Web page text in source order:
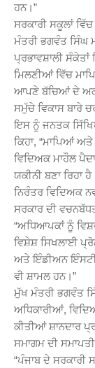
ਹਨ।”
ਸਰਕਾਰੀ ਸਕੂਲਾਂ
ਮੰਤਰੀ ਭਗਵੰਤ ਸਿੰਘ
ਪ੍ਰਭਾਵਸ਼ਾਲੀ
ਮਿਲਣੀਆਂ ਵਿੱਚ
ਆਪਣੇ ਬੱਚਿਆਂ ਦੇ
ਸਮੁੱਚੇ ਵਿਕਾਸ ਬਾਰੇ
ਇਸ ਨੂੰ ਜਨਤਕ
ਕਿਹਾ, “ਮਾਪਿਆਂ
ਵਿਦਿਅਕ ਮਾਹੌਲ
ਯਕੀਨੀ ਬਣਾ ਰਿਹਾ
ਨਿਰੰਤਰ ਵਿਦਿਅਕ
ਸਰਕਾਰ ਦੀ
“ਅਧਿਆਪਕਾਂ ਨੂੰ
ਵਿਸ਼ੇਸ਼ ਸਿਖਲਾਈ
ਅਤੇ ਇੰਡੀਅਨ
ਵੀ ਸ਼ਾਮਲ ਹਨ।”
ਮੁੱਖ ਮੰਤਰੀ ਭਗਵੰਤ
ਅਧਿਕਾਰੀਆਂ,
ਕੀਤੀਆਂ ਸ਼ਾਨਦਾਰ
ਸਮਾਗਮ ਦੀ
“ਪੰਜਾਬ ਦੇ